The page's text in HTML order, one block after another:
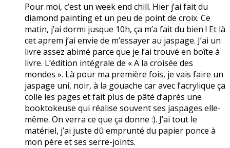
Pour moi, c’est un week end chill. Hier j’ai fait du
diamond painting et un peu de point de croix. Ce
matin, j’ai dormi jusque 10h, ça m’a fait du bien ! Et là
cet aprem j’ai envie de m’essayer au jaspage. J’ai un
livre assez abimé parce que je l’ai trouvé en boîte à
livre. L’édition intégrale de « A la croisée des
mondes ». Là pour ma première fois, je vais faire un
jaspage uni, noir, à la gouache car avec l’acrylique ça
colle les pages et fait plus de pâté d’après une
booktokeuse qui réalise souvent ses jaspages elle-
même. On verra ce que ça donne :). J’ai tout le
matériel, j’ai juste dû emprunté du papier ponce à
mon père et ses serre-joints.